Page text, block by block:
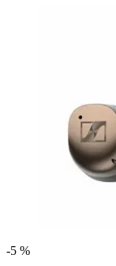
-5 %